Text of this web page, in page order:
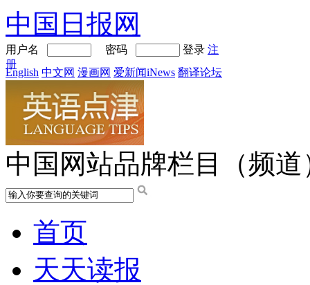
中国日报网
用户名 密码 登录 注
册
English 中文网 漫画网 爱新闻iNews 翻译论坛
中国网站品牌栏目（频道
首页
天天读报